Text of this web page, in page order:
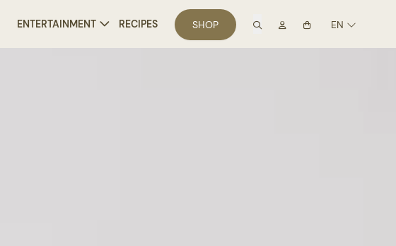
ENTERTAINMENT RECIPES SHOP searchMon compte
EN